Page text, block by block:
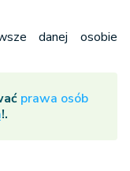
danej osobie
prawa osób
!.